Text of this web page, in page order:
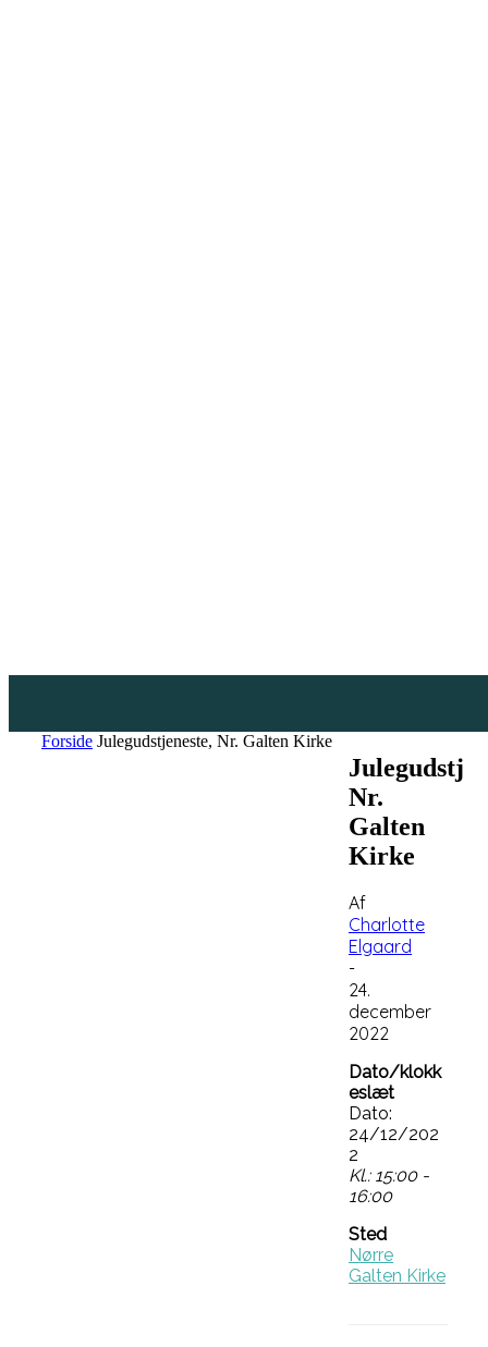
Forside Julegudstjeneste, Nr. Galten Kirke
Nr.
Galten
Kirke
Af
Charlotte
Elgaard
-
24.
december
2022
Dato/klokk
eslæt
Dato:
24/12/202
2
Kl.: 15:00 -
16:00
Sted
Nørre
Galten Kirke